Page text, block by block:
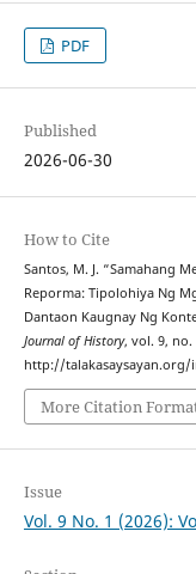
PDF
Published
2026-06-30
How to Cite
Santos, M. J. “Samahang
Reporma: Tipolohiya Ng
Dantaon Kaugnay Ng
Journal of History, vol. 9, no.
http://talakasaysayan.org/
More Citation
Issue
Vol. 9 No. 1 (2026):